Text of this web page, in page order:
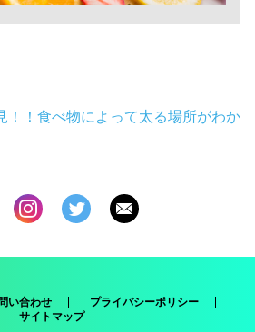
！！食べ物によって太る場所がわか
い合わせ
プライバシーポリシー
サイトマップ